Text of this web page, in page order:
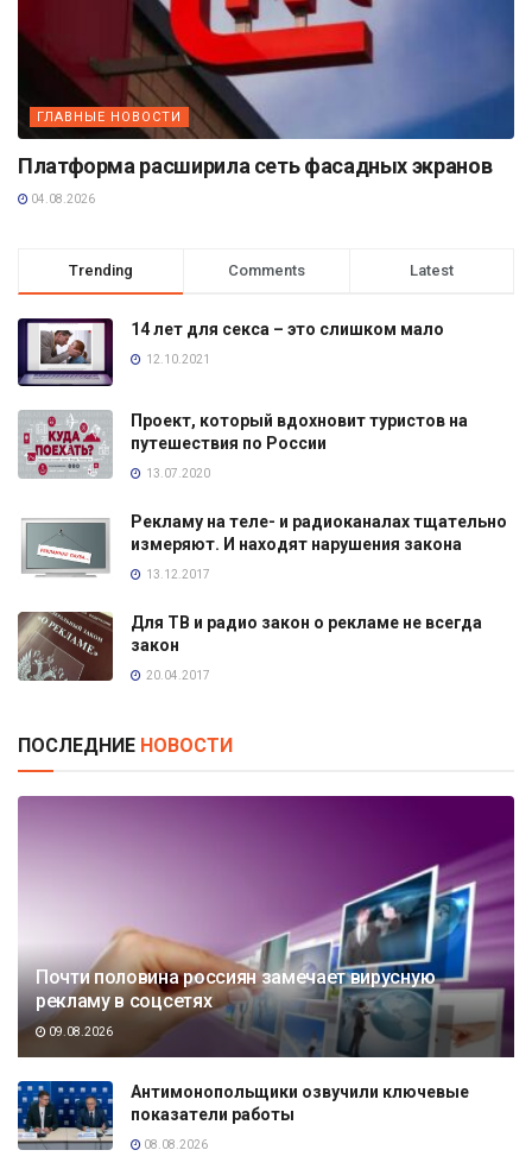
ГЛАВНЫЕ НОВОСТИ
Платформа расширила сеть фасадных экранов
04.08.2026
Trending Comments Latest
14 лет для секса – это слишком мало
12.10.2021
Проект, который вдохновит туристов на
путешествия по России
13.07.2020
Рекламу на теле- и радиоканалах тщательно
измеряют. И находят нарушения закона
13.12.2017
Для ТВ и радио закон о рекламе не всегда
закон
20.04.2017
ПОСЛЕДНИЕ НОВОСТИ
Почти половина россиян замечает вирусную
рекламу в соцсетях
09.08.2026
Антимонопольщики озвучили ключевые
показатели работы
08.08.2026